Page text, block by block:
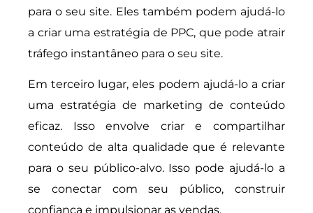
para o seu site. Eles também podem ajudá-lo
a criar uma estratégia de PPC, que pode atrair
tráfego instantâneo para o seu site.
Em terceiro lugar, eles podem ajudá-lo a criar
uma estratégia de marketing de conteúdo
eficaz. Isso envolve criar e compartilhar
conteúdo de alta qualidade que é relevante
para o seu público-alvo. Isso pode ajudá-lo a
se conectar com seu público, construir
confiança e impulsionar as vendas.